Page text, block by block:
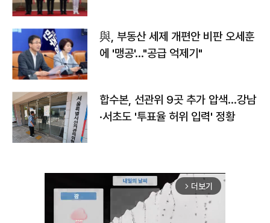
與, 부동산 세제 개편안 비판 오세훈
에 '맹공'…"공급 억제기"
합수본, 선관위 9곳 추가 압색…강남
·서초도 '투표율 허위 입력' 정황
arrow_forward_ios 더보기